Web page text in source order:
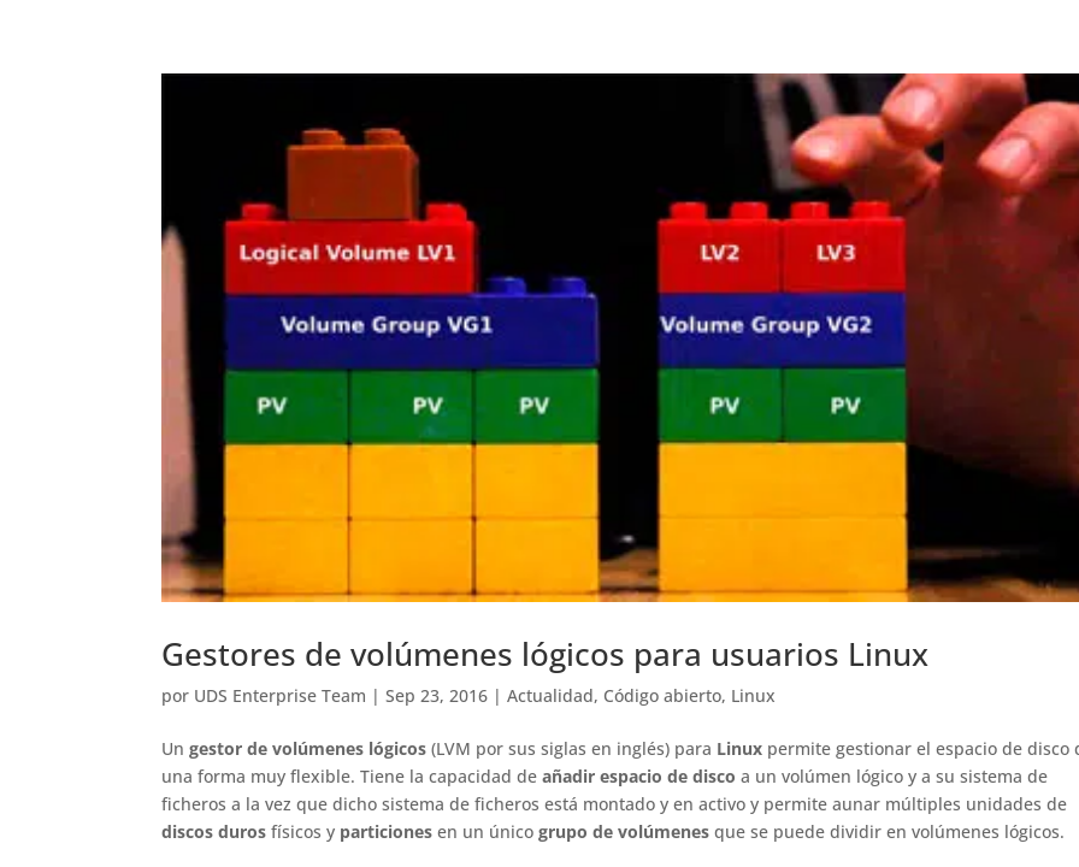
Gestores de volúmenes lógicos para usuarios Linux
por UDS Enterprise Team |Sep 23, 2016 |Actualidad, Código abierto, Linux
Ungestor de volúmenes lógicos (LVM por sus siglas en inglés) para Linux permite gestionar el espacio de disco
una forma muy flexible. Tiene la capacidad deañadir espacio de disco a un volúmen lógico y a su sistema de
ficheros a la vez que dicho sistema de ficheros está montado y en activo y permite aunar múltiples unidades de
discos duros físicos y particiones en un únicogrupo de volúmenes que se puede dividir en volúmenes lógicos.